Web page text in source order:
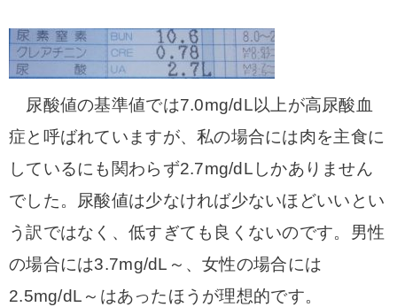
尿酸値の基準値では7.0mg/dL以上が高尿酸血
症と呼ばれていますが、私の場合には肉を主食に
しているにも関わらず2.7mg/dLしかありません
でした。尿酸値は少なければ少ないほどいいとい
う訳ではなく、低すぎても良くないのです。男性
の場合には3.7mg/dL～、女性の場合には
2.5mg/dL～はあったほうが理想的です。